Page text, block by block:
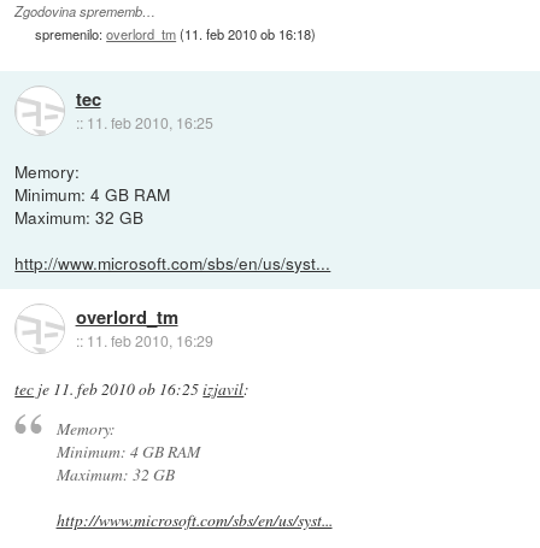
Zgodovina sprememb…
spremenilo:overlord_tm(11. feb 2010 ob 16:18)
tec
:: 11. feb 2010, 16:25
Memory:
Minimum: 4 GB RAM
Maximum: 32 GB
http://www.microsoft.com/sbs/en/us/syst...
overlord_tm
:: 11. feb 2010, 16:29
tec je 11. feb 2010 ob 16:25izjavil:
Memory:
Minimum: 4 GB RAM
Maximum: 32 GB
http://www.microsoft.com/sbs/en/us/syst...